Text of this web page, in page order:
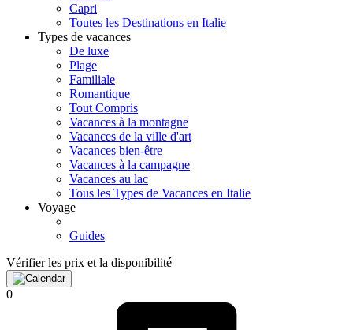
Capri
Toutes les Destinations en Italie
Types de vacances
De luxe
Plage
Familiale
Romantique
Tout Compris
Vacances à la montagne
Vacances de la ville d'art
Vacances bien-être
Vacances à la campagne
Vacances au lac
Tous les Types de Vacances en Italie
Voyage
Guides
Vérifier les prix et la disponibilité
0